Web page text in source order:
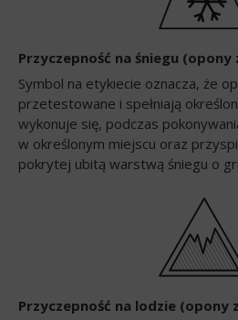
Przyczepność na śniegu (opony
Symbol na etykiecie oznacza, że
przetestowane i spełniają
wykonuje się, podczas
w określonym miejscu oraz
pokrytej ubitą warstwą śniegu o
Przyczepność na lodzie (opony